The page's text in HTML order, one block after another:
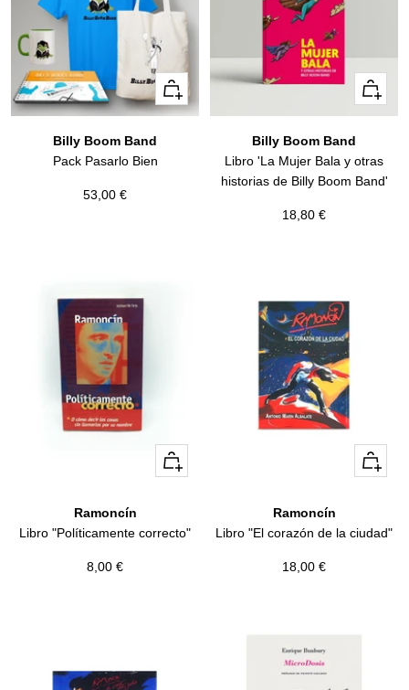
Vista
rápida
Billy Boom Band
Pack Pasarlo Bien
Precio
53,00 €
+
Billy Boom Band
Libro 'La Mujer Bala y otras
historias de Billy Boom Band'
Precio
18,80 €
+
Añadir
Ramoncín
Libro "Políticamente correcto"
Precio
8,00 €
+
Añadir
Ramoncín
Libro "El corazón de la ciudad"
Precio
18,00 €